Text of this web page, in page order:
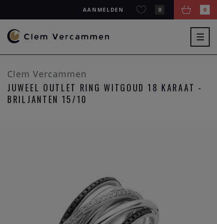
AANMELDEN 0 0
Clem Vercammen
JUWEEL OUTLET RING WITGOUD 18 KARAAT -
BRILJANTEN 15/10